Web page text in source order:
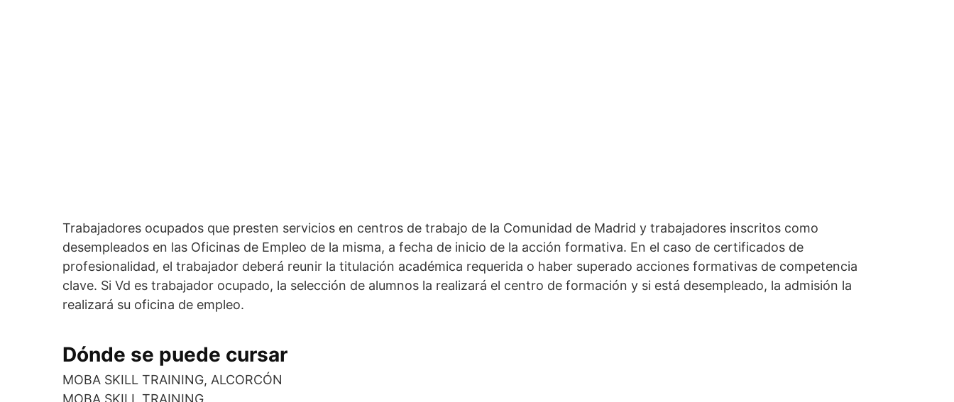
Trabajadores ocupados que presten servicios en centros de trabajo de la Comunidad de Madrid y trabajadores inscritos como
desempleados en las Oficinas de Empleo de la misma, a fecha de inicio de la acción formativa. En el caso de certificados de
profesionalidad, el trabajador deberá reunir la titulación académica requerida o haber superado acciones formativas de competencia
clave. Si Vd es trabajador ocupado, la selección de alumnos la realizará el centro de formación y si está desempleado, la admisión la
realizará su oficina de empleo.
Dónde se puede cursar
MOBA SKILL TRAINING, ALCORCÓN
MOBA SKILL TRAINING